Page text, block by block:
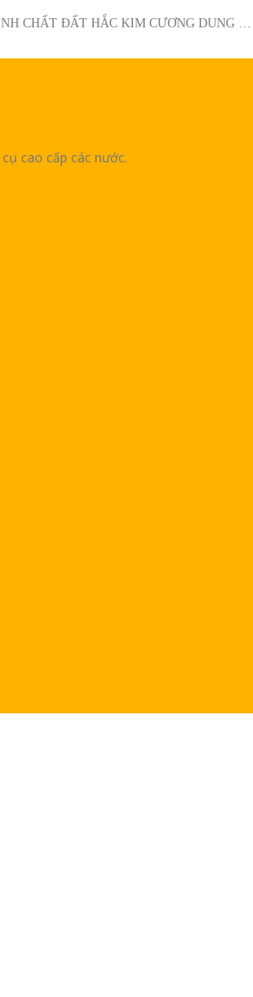
CHẤT ĐẤT HẮC KIM CƯƠNG DUNG …
cao cấp các nước.